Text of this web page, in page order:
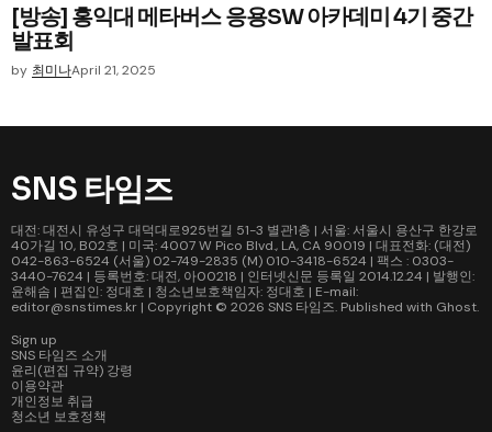
[방송] 홍익대 메타버스 응용SW 아카데미 4기 중간
발표회
by 최미나April 21, 2025
SNS 타임즈
대전: 대전시 유성구 대덕대로925번길 51-3 별관1층 | 서울: 서울시 용산구 한강로
40가길 10, B02호 | 미국: 4007 W Pico Blvd., LA, CA 90019 | 대표전화: (대전)
042-863-6524 (서울) 02-749-2835 (M) 010-3418-6524 | 팩스 : 0303-
3440-7624 | 등록번호: 대전, 아00218 | 인터넷신문 등록일 2014.12.24 | 발행인:
윤해솜 | 편집인: 정대호 | 청소년보호책임자: 정대호 | E-mail:
editor@snstimes.kr | Copyright © 2026 SNS 타임즈. Published with Ghost.
Sign up
SNS 타임즈 소개
윤리(편집 규약) 강령
이용약관
개인정보 취급
청소년 보호정책